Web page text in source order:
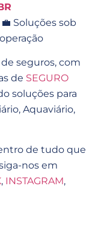
Soluções sob
seguros, com
de SEGURO
soluções para
Aquaviário,
de tudo que
nos em
, INSTAGRAM,